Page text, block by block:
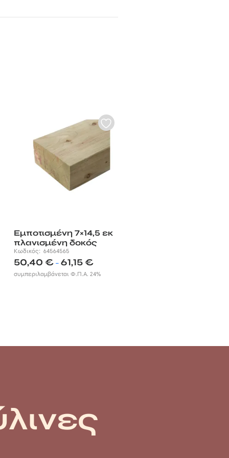
Εμποτισμένη 7×14,5 εκ
πλανισμένη δοκός
Κωδικός: 64564565
50,40 € – 61,15€
range:
συμπεριλαμβάνεται Φ.Π.Α. 24%